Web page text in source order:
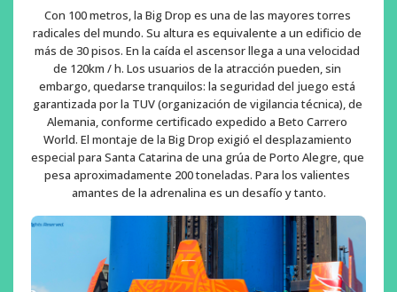
Con 100 metros, la Big Drop es una de las mayores torres
radicales del mundo. Su altura es equivalente a un edificio de
más de 30 pisos. En la caída el ascensor llega a una velocidad
de 120km / h. Los usuarios de la atracción pueden, sin
embargo, quedarse tranquilos: la seguridad del juego está
garantizada por la TUV (organización de vigilancia técnica), de
Alemania, conforme certificado expedido a Beto Carrero
World. El montaje de la Big Drop exigió el desplazamiento
especial para Santa Catarina de una grúa de Porto Alegre, que
pesa aproximadamente 200 toneladas. Para los valientes
amantes de la adrenalina es un desafío y tanto.